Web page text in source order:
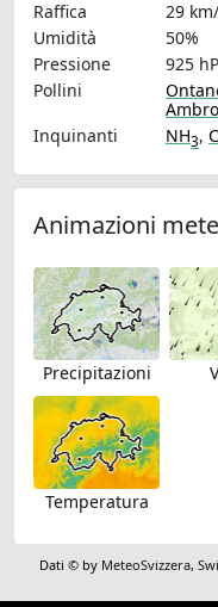
Raffica
29
Umidità
50%
Pressione
925
Pollini
Inquinanti
NH3,
Animazioni
Precipitazioni
Temperatura
Dati © by MeteoSvizzera,